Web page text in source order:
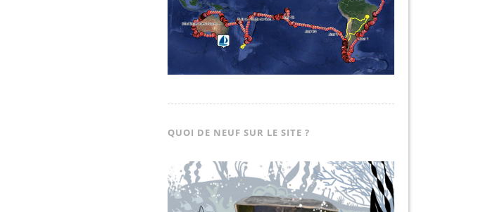
QUOI DE NEUF SUR LE SITE ?